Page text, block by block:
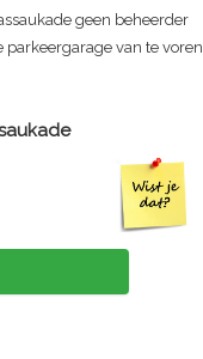
geen beheerder
van te voren